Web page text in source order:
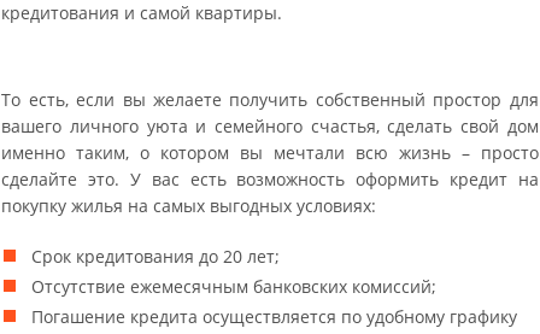
кредитования и самой квартиры.
То есть, если вы желаете получить собственный простор для
вашего личного уюта и семейного счастья, сделать свой дом
именно таким, о котором вы мечтали всю жизнь – просто
сделайте это. У вас есть возможность оформить кредит на
покупку жилья на самых выгодных условиях:
Срок кредитования до 20 лет;
Отсутствие ежемесячным банковских комиссий;
Погашение кредита осуществляется по удобному графику